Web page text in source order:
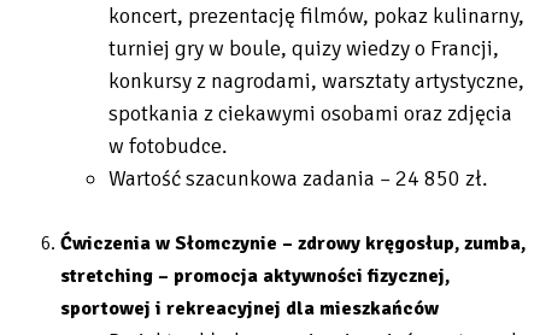
koncert, prezentację filmów, pokaz kulinarny,
turniej gry w boule, quizy wiedzy o Francji,
konkursy z nagrodami, warsztaty artystyczne,
spotkania z ciekawymi osobami oraz zdjęcia
w fotobudce.
Wartość szacunkowa zadania – 24 850 zł.
Ćwiczenia w Słomczynie – zdrowy kręgosłup, zumba,
stretching – promocja aktywności fizycznej,
sportowej i rekreacyjnej dla mieszkańców